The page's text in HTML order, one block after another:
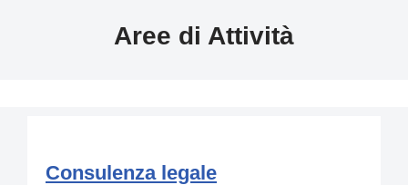
Aree di Attività
Consulenza legale